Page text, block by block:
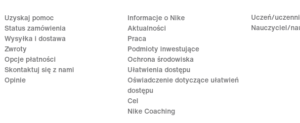
Uzyskaj pomoc
Status zamówienia
Wysyłka i dostawa
Zwroty
Opcje płatności
Skontaktuj się z nami
Opinie
Informacje o Nike
Aktualności
Praca
Podmioty inwestujące
Ochrona środowiska
Ułatwienia dostępu
Oświadczenie dotyczące ułatwień
dostępu
Cel
Nike Coaching
Uczeń/
Nauczyciel/